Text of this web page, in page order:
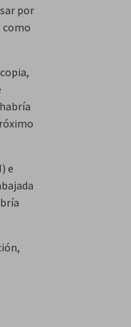
por
como
e